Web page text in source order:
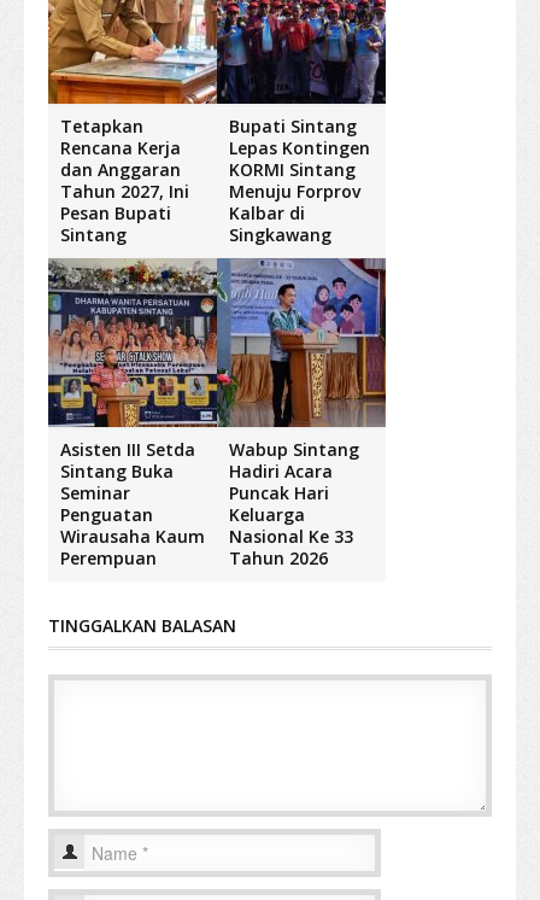
Tetapkan
Rencana Kerja
dan Anggaran
Tahun 2027, Ini
Pesan Bupati
Sintang
Bupati Sintang
Lepas Kontingen
KORMI Sintang
Menuju Forprov
Kalbar di
Singkawang
Asisten III Setda
Sintang Buka
Seminar
Penguatan
Wirausaha Kaum
Perempuan
Wabup Sintang
Hadiri Acara
Puncak Hari
Keluarga
Nasional Ke 33
Tahun 2026
TINGGALKAN BALASAN